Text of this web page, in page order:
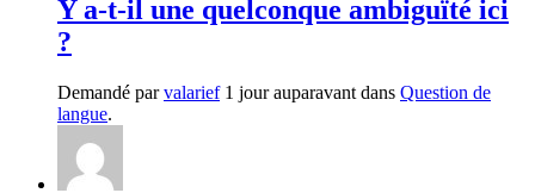
Y a-t-il une quelconque ambiguïté ici
?
Demandé parvalarief1 jour auparavant dans Question de
langue.